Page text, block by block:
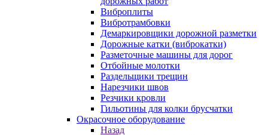
Виброплиты
Вибротрамбовки
Демаркировщики дорожной разметки
Дорожные катки (виброкатки)
Разметочные машины для дорог
Отбойные молотки
Раздельщики трещин
Нарезчики швов
Резчики кровли
Гильотины для колки брусчатки
Окрасочное оборудование
Назад